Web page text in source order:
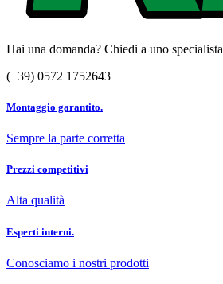
Hai una domanda? Chiedi a uno specialista
(+39) 0572 1752643
Montaggio garantito.
Sempre la parte corretta
Prezzi competitivi
Alta qualità
Esperti interni.
Conosciamo i nostri prodotti